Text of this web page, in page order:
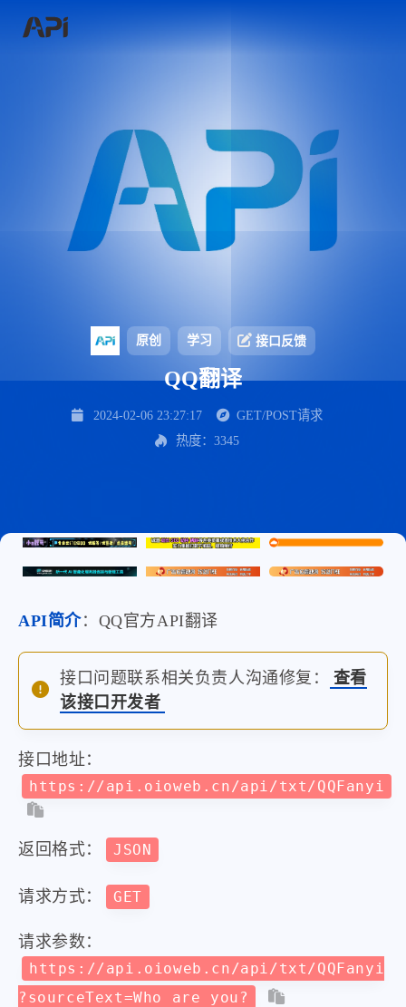
原创 学习 接口反馈
QQ翻译
2024-02-06 23:27:17
GET/POST请求
热度：3345
API简介：QQ官方API翻译
接口问题联系相关负责人沟通修复：
查看
该接口开发者
接口地址：
https://api.oioweb.cn/api/txt/QQFanyi
返回格式： JSON
请求方式： GET
请求参数：
https://api.oioweb.cn/api/txt/QQFanyi
?sourceText=Who are you?